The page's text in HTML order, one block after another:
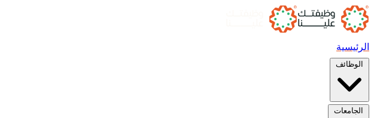
الرئيسية
الوظائف
الجامعات